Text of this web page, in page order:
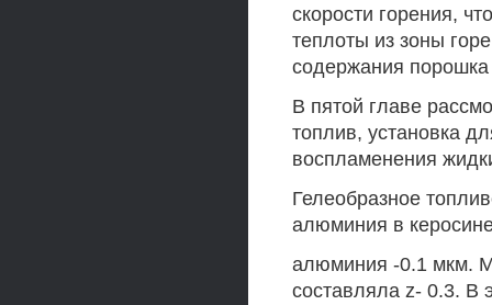
скорости горения,
теплоты из зоны
содержания
В пятой главе
топлив, установка
воспламенения
Гелеобразное
алюминия в
алюминия -0.1 мкм.
составляла z- 0.3. В